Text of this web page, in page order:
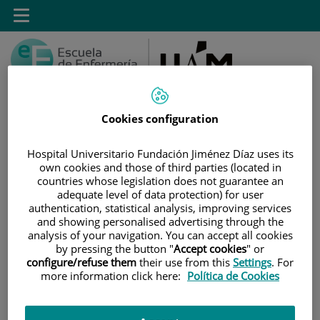
Saltar al contenido
contenido
Buscar
Toggle
navigation
INICIO|ESTUDIOS|POSTGRADO
|TÍTULOS PROPIOS
MÁSTER PROPIO POR LA UAM EN CUIDADOS
AVANZADOS DEL PACIENTE EN ANESTESIA,
Cookies configuration
Hospital Universitario Fundación Jiménez Díaz uses its
own cookies and those of third parties (located in
countries whose legislation does not guarantee an
adequate level of data protection) for user
authentication, statistical analysis, improving services
and showing personalised advertising through the
analysis of your navigation. You can accept all cookies
by pressing the button "Accept cookies" or
configure/refuse them their use from this Settings. For
more information click here: Política de Cookies